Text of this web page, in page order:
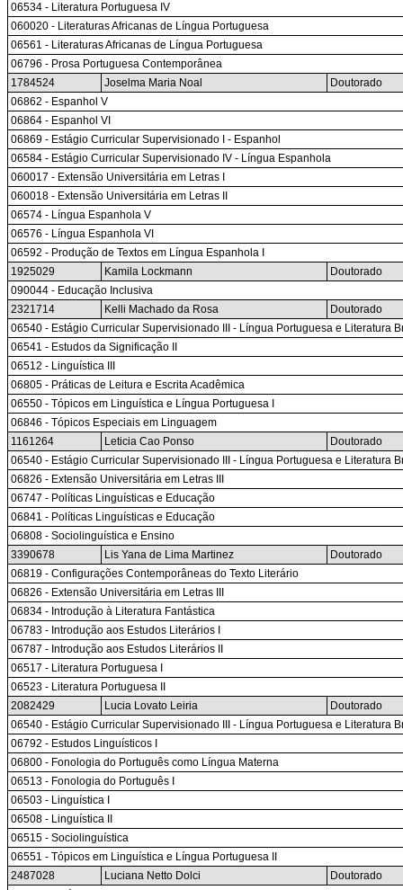
06534 - Literatura Portuguesa IV
060020 - Literaturas Africanas de Língua Portuguesa
06561 - Literaturas Africanas de Língua Portuguesa
06796 - Prosa Portuguesa Contemporânea
1784524
Joselma Maria Noal
Doutorado
06862 - Espanhol V
06864 - Espanhol VI
06869 - Estágio Curricular Supervisionado I - Espanhol
06584 - Estágio Curricular Supervisionado IV - Língua Espanhola
060017 - Extensão Universitária em Letras I
060018 - Extensão Universitária em Letras II
06574 - Língua Espanhola V
06576 - Língua Espanhola VI
06592 - Produção de Textos em Língua Espanhola I
1925029
Kamila Lockmann
Doutorado
090044 - Educação Inclusiva
2321714
Kelli Machado da Rosa
Doutorado
06540 - Estágio Curricular Supervisionado III - Língua Portuguesa e Literatura
06541 - Estudos da Significação II
06512 - Linguística III
06805 - Práticas de Leitura e Escrita Acadêmica
06550 - Tópicos em Linguística e Língua Portuguesa I
06846 - Tópicos Especiais em Linguagem
1161264
Leticia Cao Ponso
Doutorado
06540 - Estágio Curricular Supervisionado III - Língua Portuguesa e Literatura
06826 - Extensão Universitária em Letras III
06747 - Políticas Linguísticas e Educação
06841 - Políticas Linguísticas e Educação
06808 - Sociolinguística e Ensino
3390678
Lis Yana de Lima Martinez
Doutorado
06819 - Configurações Contemporâneas do Texto Literário
06826 - Extensão Universitária em Letras III
06834 - Introdução à Literatura Fantástica
06783 - Introdução aos Estudos Literários I
06787 - Introdução aos Estudos Literários II
06517 - Literatura Portuguesa I
06523 - Literatura Portuguesa II
2082429
Lucia Lovato Leiria
Doutorado
06540 - Estágio Curricular Supervisionado III - Língua Portuguesa e Literatura
06792 - Estudos Linguísticos I
06800 - Fonologia do Português como Língua Materna
06513 - Fonologia do Português I
06503 - Linguística I
06508 - Linguística II
06515 - Sociolinguística
06551 - Tópicos em Linguística e Língua Portuguesa II
2487028
Luciana Netto Dolci
Doutorado